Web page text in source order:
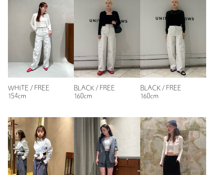
洗濯表示について
日本製
1617-2-000011
WHITE / FREE
154cm
BLACK / FREE
160cm
BLACK / FREE
160cm